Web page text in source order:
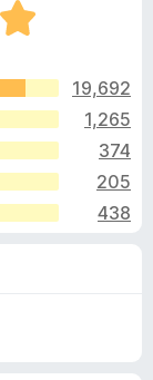
19,692
1,265
374
205
438